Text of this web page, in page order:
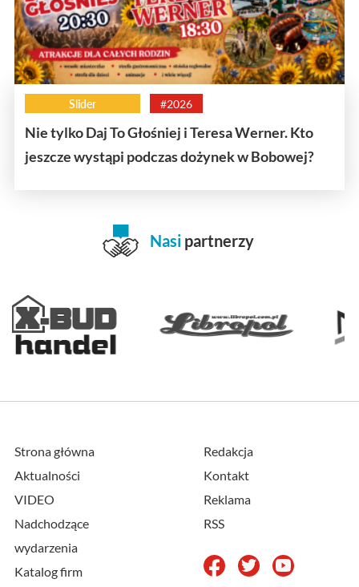
Slider #2026
Nie tylko Daj To Głośniej i Teresa Werner. Kto
jeszcze wystąpi podczas dożynek w Bobowej?
Nasi partnerzy
Strona główna
Aktualności
VIDEO
Nadchodzące
wydarzenia
Katalog firm
Redakcja
Kontakt
Reklama
RSS